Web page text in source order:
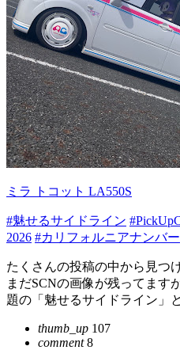
ミラ トコット LA550S
#魅せるサイドライン
2026 #カリフォルニアナンバー
たくさんの投稿の中から見つ
まだSCNの画像が残ってます
題の「魅せるサイドライン」
thumb_up 107
comment8